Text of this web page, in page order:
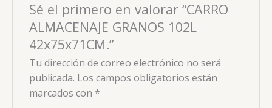
Sé el primero en valorar “CARRO
ALMACENAJE GRANOS 102L
42x75x71CM.”
Tu dirección de correo electrónico no será
publicada. Los campos obligatorios están
marcados con *